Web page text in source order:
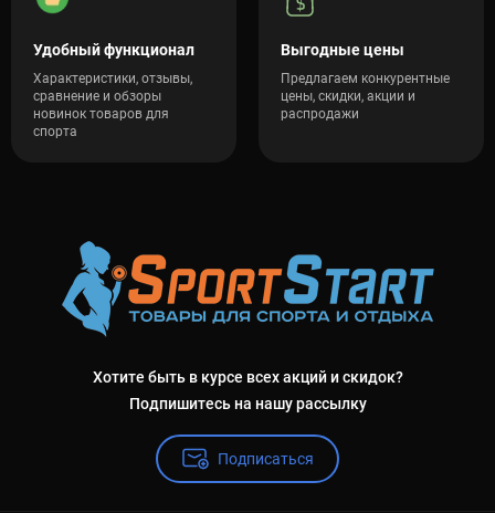
Удобный функционал
Характеристики, отзывы,
сравнение и обзоры
новинок товаров для
спорта
Выгодные цены
Предлагаем конкурентные
цены, скидки, акции и
распродажи
Хотите быть в курсе всех акций и скидок?
Подпишитесь на нашу рассылку
Подписаться